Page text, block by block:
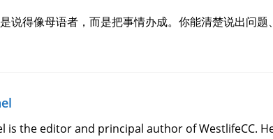
说得像母语者，而是把事情办成。你能清楚说出问
is the editor and principal author of WestlifeCC.